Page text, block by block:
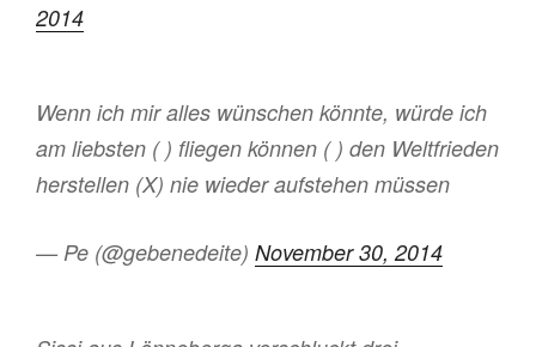
2014
Wenn ich mir alles wünschen könnte, würde ich
am liebsten ( ) fliegen können ( ) den Weltfrieden
herstellen (X) nie wieder aufstehen müssen
— Pe (@gebenedeite) November 30, 2014